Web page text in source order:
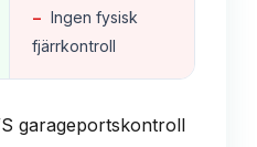
− Ingen fysisk
fjärrkontroll